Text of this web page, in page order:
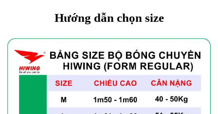
Hướng dẫn chọn size